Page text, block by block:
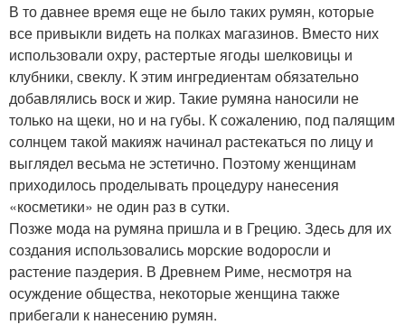
В то давнее время еще не было таких румян, которые
все привыкли видеть на полках магазинов. Вместо них
использовали охру, растертые ягоды шелковицы и
клубники, свеклу. К этим ингредиентам обязательно
добавлялись воск и жир. Такие румяна наносили не
только на щеки, но и на губы. К сожалению, под палящим
солнцем такой макияж начинал растекаться по лицу и
выглядел весьма не эстетично. Поэтому женщинам
приходилось проделывать процедуру нанесения
«косметики» не один раз в сутки.
Позже мода на румяна пришла и в Грецию. Здесь для их
создания использовались морские водоросли и
растение паэдерия. В Древнем Риме, несмотря на
осуждение общества, некоторые женщина также
прибегали к нанесению румян.